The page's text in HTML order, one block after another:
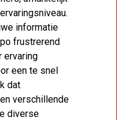
informatie
frustrerend
ervaring
een te snel
dat
verschillende
diverse